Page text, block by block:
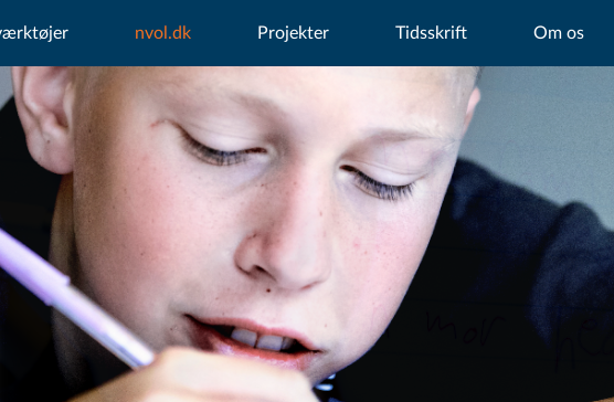
nvol.dk Projekter Tidsskrift Om os